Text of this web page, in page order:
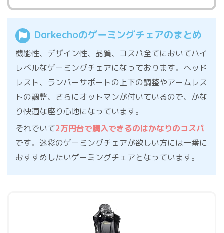
Darkechoのゲーミングチェアのまとめ
機能性、デザイン性、品質、コスパ全てにおいてハイ
レベルなゲーミングチェアになっております。ヘッド
レスト、ランバーサポートの上下の調整やアームレス
トの調整、さらにオットマンが付いているので、かな
り快適な座り心地になっています。
それでいて2万円台で購入できるのはかなりのコスパ
です。迷彩のゲーミングチェアが欲しい方には一番に
おすすめしたいゲーミングチェアとなっています。